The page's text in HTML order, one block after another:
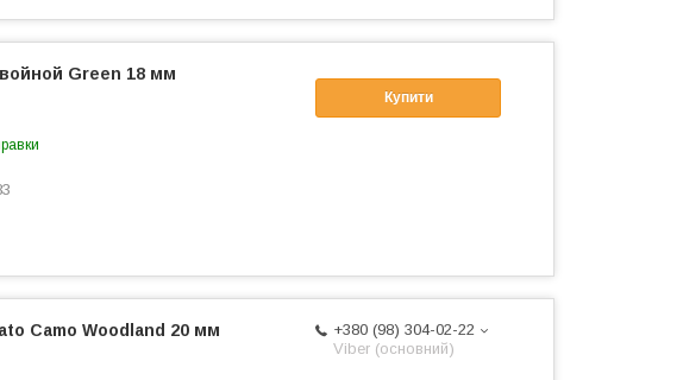
Купити
Green 18 мм
+380 (98) 304-02-22
Viber (основний)
Camo Woodland 20 мм